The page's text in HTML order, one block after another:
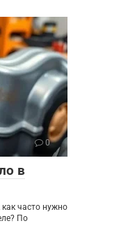
0
в
часто нужно
По